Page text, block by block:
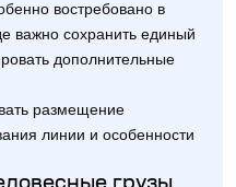
востребовано в
важно сохранить единый
дополнительные
размещение
линии и особенности